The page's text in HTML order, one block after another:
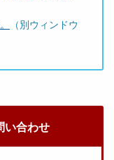
（別ウィンドウ
い合わせ